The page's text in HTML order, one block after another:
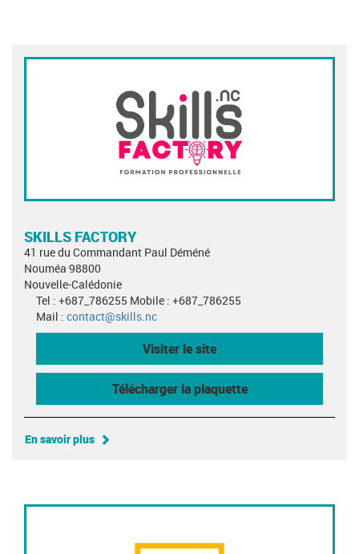
SKILLS FACTORY
41 rue du Commandant Paul Déméné
Nouméa 98800
Nouvelle-Calédonie
Tel : +687_786255 Mobile : +687_786255
Mail : contact@skills.nc
Visiter le site
Télécharger la plaquette
En savoir plus